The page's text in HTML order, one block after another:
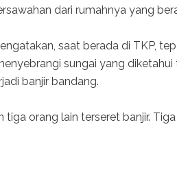
dari rumahnya yang
saat berada di TKP,
sungai yang
banjir bandang.
tiga orang lain terseret banjir.